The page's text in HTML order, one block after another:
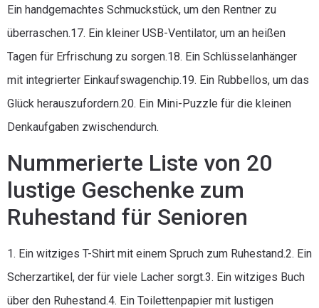
Ein handgemachtes Schmuckstück, um den Rentner zu
überraschen.17. Ein kleiner USB-Ventilator, um an heißen
Tagen für Erfrischung zu sorgen.18. Ein Schlüsselanhänger
mit integrierter Einkaufswagenchip.19. Ein Rubbellos, um das
Glück herauszufordern.20. Ein Mini-Puzzle für die kleinen
Denkaufgaben zwischendurch.
Nummerierte Liste von 20
lustige Geschenke zum
Ruhestand für Senioren
1. Ein witziges T-Shirt mit einem Spruch zum Ruhestand.2. Ein
Scherzartikel, der für viele Lacher sorgt.3. Ein witziges Buch
über den Ruhestand.4. Ein Toilettenpapier mit lustigen